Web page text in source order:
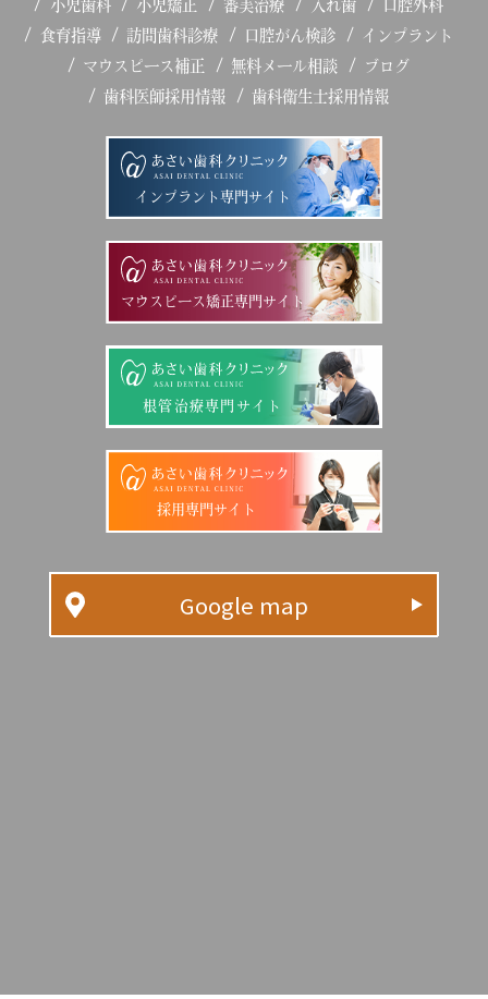
小児歯科
小児矯正 審美治療 入れ歯
口腔外科
食育指導
訪問歯科診療 口腔がん検診
インプラント
マウスピース補正
無料メール相談
ブログ
歯科医師採用情報
歯科衛生士採用情報
インプラント専門サイト
マウスピース矯正専門サイト
根管治療専門サイト
採用専門サイト
Google map